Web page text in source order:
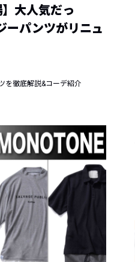
】大人気だっ
ーパンツがリニュ
を徹底解説&コーデ紹介